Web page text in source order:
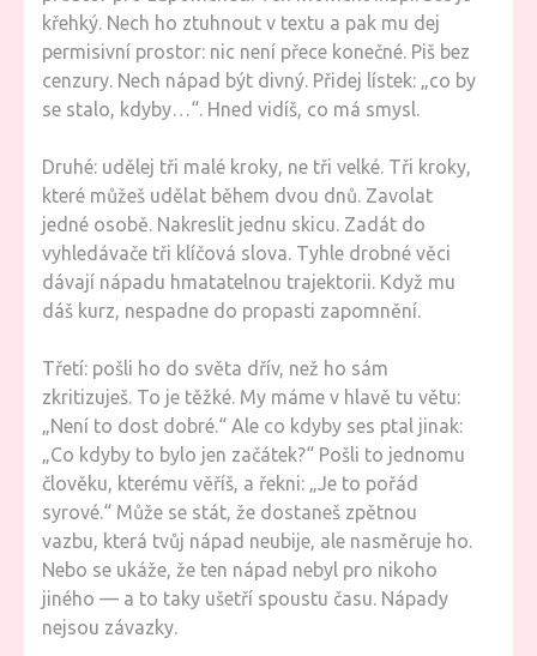
křehký. Nech ho ztuhnout v textu a pak mu dej
permisivní prostor: nic není přece konečné. Piš bez
cenzury. Nech nápad být divný. Přidej lístek: „co by
se stalo, kdyby…“. Hned vidíš, co má smysl.
Druhé: udělej tři malé kroky, ne tři velké. Tři kroky,
které můžeš udělat během dvou dnů. Zavolat
jedné osobě. Nakreslit jednu skicu. Zadát do
vyhledávače tři klíčová slova. Tyhle drobné věci
dávají nápadu hmatatelnou trajektorii. Když mu
dáš kurz, nespadne do propasti zapomnění.
Třetí: pošli ho do světa dřív, než ho sám
zkritizuješ. To je těžké. My máme v hlavě tu větu:
„Není to dost dobré.“ Ale co kdyby ses ptal jinak:
„Co kdyby to bylo jen začátek?“ Pošli to jednomu
člověku, kterému věříš, a řekni: „Je to pořád
syrové.“ Může se stát, že dostaneš zpětnou
vazbu, která tvůj nápad neubije, ale nasměruje ho.
Nebo se ukáže, že ten nápad nebyl pro nikoho
jiného — a to taky ušetří spoustu času. Nápady
nejsou závazky.